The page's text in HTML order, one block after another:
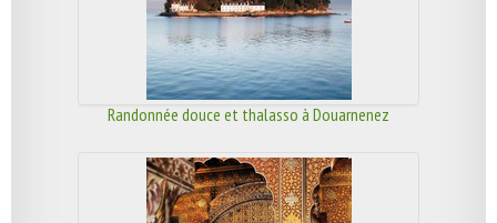
Randonnée douce et thalasso à Douarnenez